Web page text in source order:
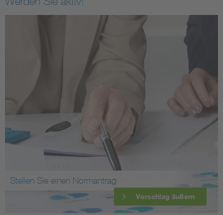
Stellen Sie einen Normantrag
Vorschlag äußern